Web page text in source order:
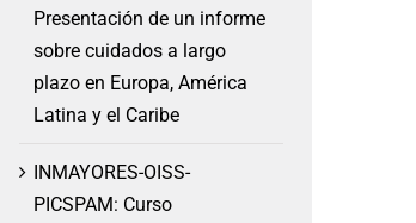
Presentación de un informe
sobre cuidados a largo
plazo en Europa, América
Latina y el Caribe
INMAYORES-OISS-
PICSPAM: Curso